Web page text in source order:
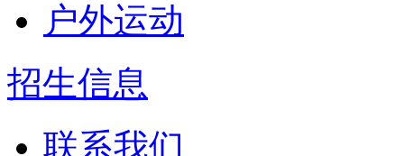
户外运动
招生信息
联系我们